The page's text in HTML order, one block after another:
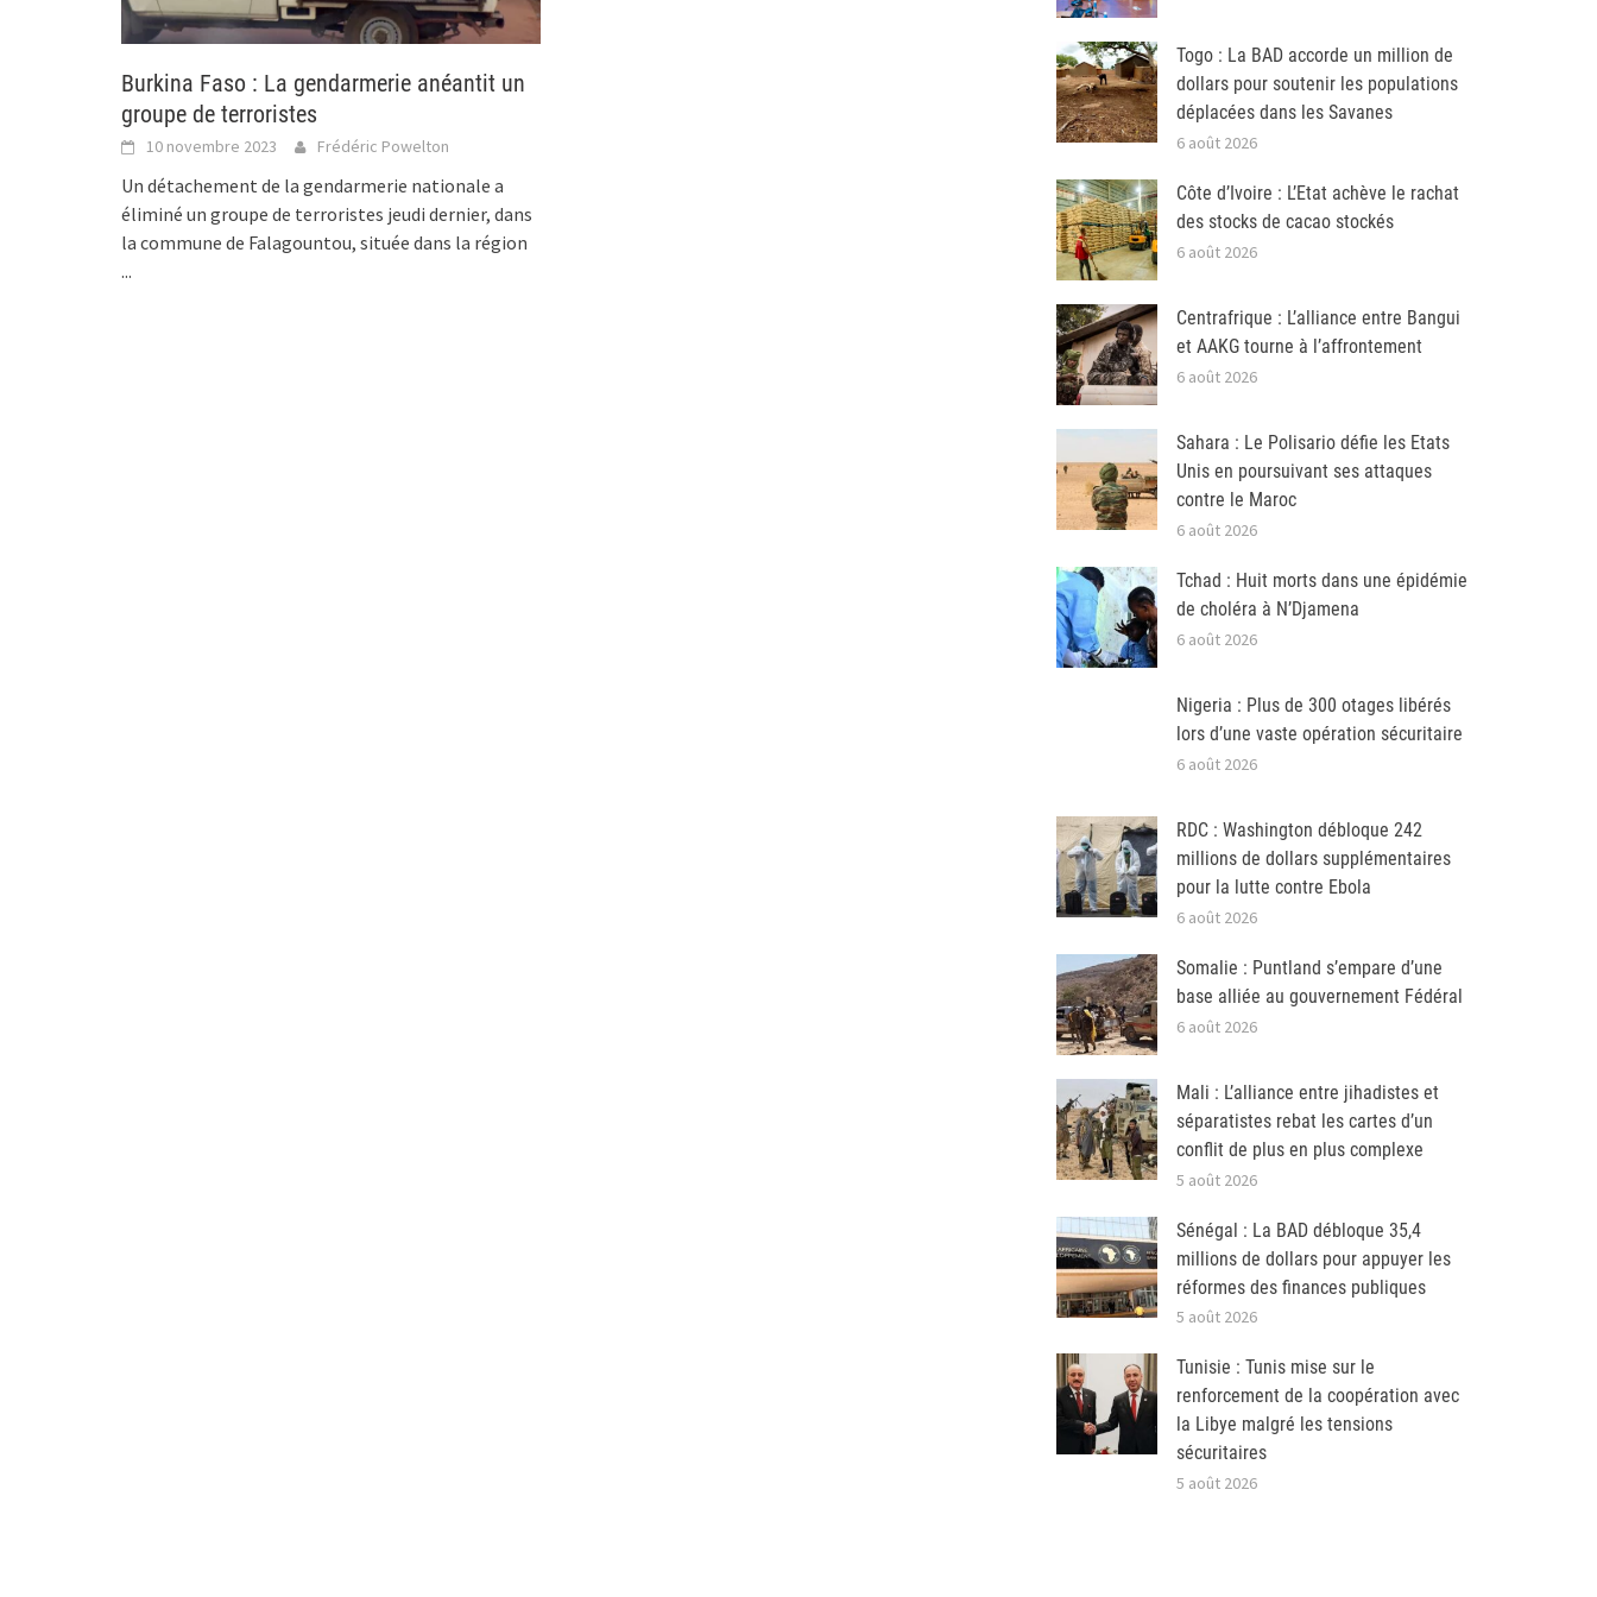
Burkina Faso : La gendarmerie anéantit un
groupe de terroristes
10 novembre 2023 Frédéric Powelton
Un détachement de la gendarmerie nationale a
éliminé un groupe de terroristes jeudi dernier, dans
la commune de Falagountou, située dans la région
...
Togo : La BAD accorde un million de
dollars pour soutenir les populations
déplacées dans les Savanes
6 août 2026
Côte d’Ivoire : L’Etat achève le rachat
des stocks de cacao stockés
6 août 2026
Centrafrique : L’alliance entre Bangui
et AAKG tourne à l’affrontement
6 août 2026
Sahara : Le Polisario défie les Etats
Unis en poursuivant ses attaques
contre le Maroc
6 août 2026
Tchad : Huit morts dans une épidémie
de choléra à N’Djamena
6 août 2026
Nigeria : Plus de 300 otages libérés
lors d’une vaste opération sécuritaire
6 août 2026
RDC : Washington débloque 242
millions de dollars supplémentaires
pour la lutte contre Ebola
6 août 2026
Somalie : Puntland s’empare d’une
base alliée au gouvernement Fédéral
6 août 2026
Mali : L’alliance entre jihadistes et
séparatistes rebat les cartes d’un
conflit de plus en plus complexe
5 août 2026
Sénégal : La BAD débloque 35,4
millions de dollars pour appuyer les
réformes des finances publiques
5 août 2026
Tunisie : Tunis mise sur le
renforcement de la coopération avec
la Libye malgré les tensions
sécuritaires
5 août 2026